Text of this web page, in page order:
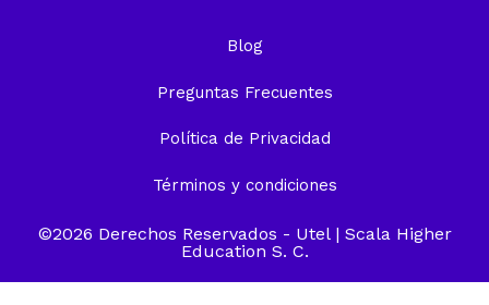
Blog
Preguntas Frecuentes
Política de Privacidad
Términos y condiciones
©2026 Derechos Reservados - Utel| Scala Higher
Education S. C.